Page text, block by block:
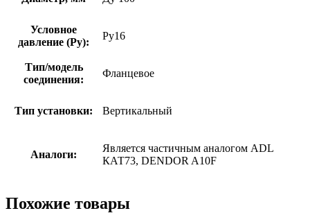
Условное
давление (Ру):
Ру16
Тип/модель
соединения:
Фланцевое
Тип установки: Вертикальный
Аналоги:
Является частичным аналогом ADL
КАТ73, DENDOR A10F
Похожие товары